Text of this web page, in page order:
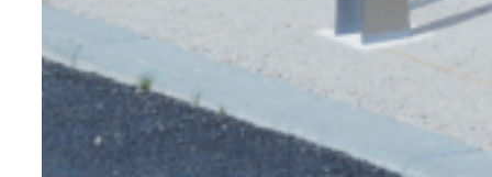
le tout, avec la solidité de l’acier
classique. Dès lors, à l’instar de l’acier ou
du corten, si vous avez besoin d’un
élément devant supporter du poids dans
un environnement exigeant : l’inox est